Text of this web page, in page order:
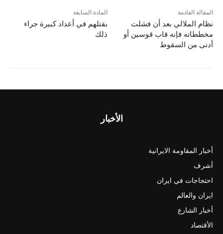
المادة السابقة
بقتلهم في أعداد كبيرة جراء
ذلك
المقالة القادمة
نظام الملالي بعد أن فشلت
مخططاته فإنه قاب قوسين أو
أدنى من السقوط
الأخبار
أخبار المقاومة الايرانية
أشرف
احتجاجات في ايران
ايران والعالم
أخبار الشارع
الأقتصاد